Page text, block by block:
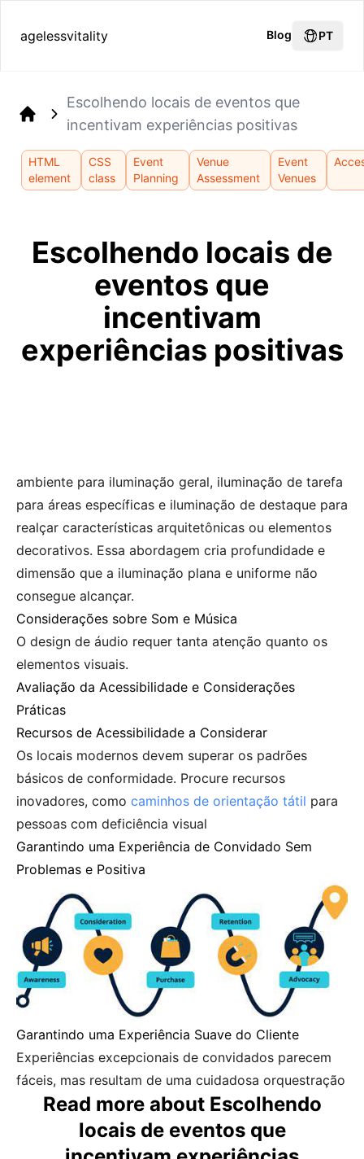
agelessvitality Blog PT
Escolhendo locais de eventos que
incentivam experiências positivas
HTML
element
CSS
class
Event
Planning
Venue
Assessment
Event
Venues
Escolhendo locais de
eventos que
incentivam
experiências positivas
ambiente para iluminação geral, iluminação de tarefa
para áreas específicas e iluminação de destaque para
realçar características arquitetônicas ou elementos
decorativos. Essa abordagem cria profundidade e
dimensão que a iluminação plana e uniforme não
consegue alcançar.
Considerações sobre Som e Música
O design de áudio requer tanta atenção quanto os
elementos visuais.
Avaliação da Acessibilidade e Considerações
Práticas
Recursos de Acessibilidade a Considerar
Os locais modernos devem superar os padrões
básicos de conformidade. Procure recursos
inovadores, como caminhos de orientação tátil para
pessoas com deficiência visual
Garantindo uma Experiência de Convidado Sem
Problemas e Positiva
Garantindo uma Experiência Suave do Cliente
Experiências excepcionais de convidados parecem
fáceis, mas resultam de uma cuidadosa orquestração
Read more about Escolhendo
locais de eventos que